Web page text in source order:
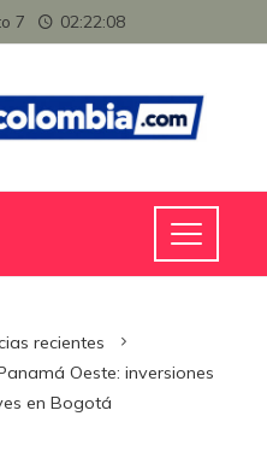
7 02:22:08
recientes
Oeste: inversiones
en Bogotá